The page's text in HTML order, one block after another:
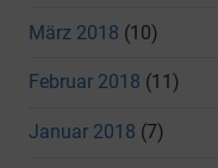
März 2018 (10)
Februar 2018 (11)
Januar 2018 (7)